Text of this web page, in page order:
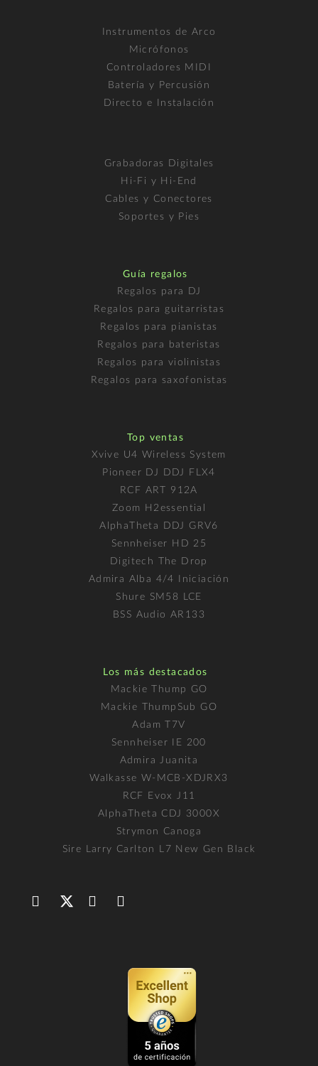
Instrumentos de Arco
Micrófonos
Controladores MIDI
Batería y Percusión
Directo e Instalación
Grabadoras Digitales
Hi-Fi y Hi-End
Cables y Conectores
Soportes y Pies
Guía regalos
Regalos para DJ
Regalos para guitarristas
Regalos para pianistas
Regalos para bateristas
Regalos para violinistas
Regalos para saxofonistas
Top ventas
Xvive U4 Wireless System
Pioneer DJ DDJ FLX4
RCF ART 912A
Zoom H2essential
AlphaTheta DDJ GRV6
Sennheiser HD 25
Digitech The Drop
Admira Alba 4/4 Iniciación
Shure SM58 LCE
BSS Audio AR133
Los más destacados
Mackie Thump GO
Mackie ThumpSub GO
Adam T7V
Sennheiser IE 200
Admira Juanita
Walkasse W-MCB-XDJRX3
RCF Evox J11
AlphaTheta CDJ 3000X
Strymon Canoga
Sire Larry Carlton L7 New Gen Black